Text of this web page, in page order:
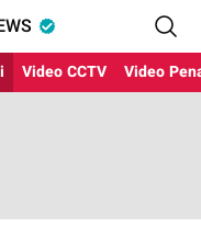
Video CCTV Video